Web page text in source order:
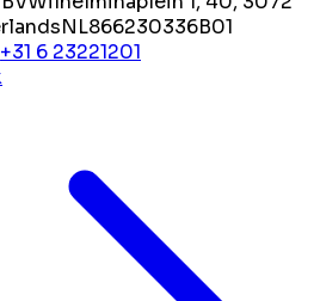
NL866230336B01
+31 6 23221201